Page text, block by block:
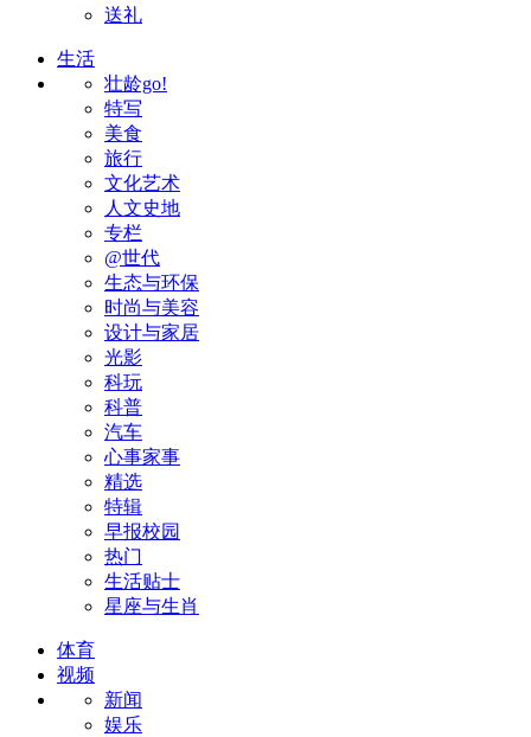
送礼
生活
壮龄go!
特写
美食
旅行
文化艺术
人文史地
专栏
@世代
生态与环保
时尚与美容
设计与家居
光影
科玩
科普
汽车
心事家事
精选
特辑
早报校园
热门
生活贴士
星座与生肖
体育
视频
新闻
娱乐